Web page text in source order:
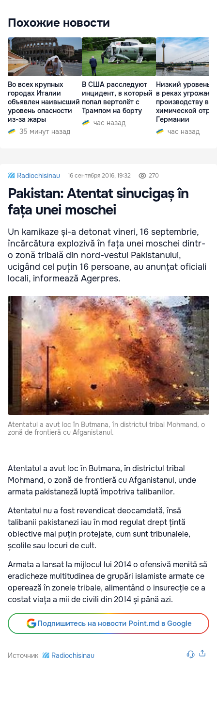
Похожие новости
Во всех крупных
городах Италии
объявлен наивысший
уровень опасности
из-за жары
35 минут назад
В США расследуют
инцидент, в который
попал вертолёт с
Трампом на борту
час назад
Низкий уровень
в реках угрожает
производству в
химической
Германии
час назад
Radiochisinau 16 сентября 2016, 19:32 270
Pakistan: Atentat sinucigaș în
fața unei moschei
Un kamikaze și-a detonat vineri, 16 septembrie,
încărcătura explozivă în fața unei moschei dintr-
o zonă tribală din nord-vestul Pakistanului,
ucigând cel puțin 16 persoane, au anunțat oficiali
locali, informează Agerpres.
Atentatul a avut loc în Butmana, în districtul tribal Mohmand, o
zonă de frontieră cu Afganistanul.
Atentatul a avut loc în Butmana, în districtul tribal
Mohmand, o zonă de frontieră cu Afganistanul, unde
armata pakistaneză luptă împotriva talibanilor.
Atentatul nu a fost revendicat deocamdată, însă
talibanii pakistanezi iau în mod regulat drept țintă
obiective mai puțin protejate, cum sunt tribunalele,
școlile sau locuri de cult.
Armata a lansat la mijlocul lui 2014 o ofensivă menită să
eradicheze multitudinea de grupări islamiste armate ce
operează în zonele tribale, alimentând o insurecție ce a
costat viața a mii de civili din 2014 și până azi.
Подпишитесь на новости Point.md в Google
Источник Radiochisinau